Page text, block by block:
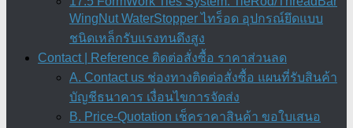
WingNut WaterStopper ไทร็อด อุปกรณ์ยึดแบบ
ชนิดเหล็กรับแรงทนดึงสูง
Contact | Reference ติดต่อสั่งซื้อ ราคาส่วนลด
A. Contact us ช่องทางติดต่อสั่งซื้อ แผนที่รับสินค้า
บัญชีธนาคาร เงื่อนไขการจัดส่ง
B. Price-Quotation เช็คราคาสินค้า ขอใบเสนอ